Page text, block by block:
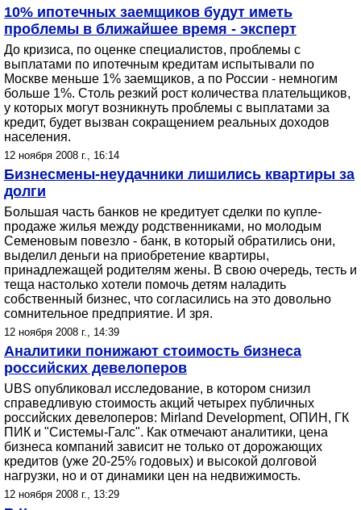
10% ипотечных заемщиков будут иметь
проблемы в ближайшее время - эксперт
До кризиса, по оценке специалистов, проблемы с
выплатами по ипотечным кредитам испытывали по
Москве меньше 1% заемщиков, а по России - немногим
больше 1%. Столь резкий рост количества плательщиков,
у которых могут возникнуть проблемы с выплатами за
кредит, будет вызван сокращением реальных доходов
населения.
12 ноября 2008 г., 16:14
Бизнесмены-неудачники лишились квартиры за
долги
Большая часть банков не кредитует сделки по купле-
продаже жилья между родственниками, но молодым
Семеновым повезло - банк, в который обратились они,
выделил деньги на приобретение квартиры,
принадлежащей родителям жены. В свою очередь, тесть и
теща настолько хотели помочь детям наладить
собственный бизнес, что согласились на это довольно
сомнительное предприятие. И зря.
12 ноября 2008 г., 14:39
Аналитики понижают стоимость бизнеса
российских девелоперов
UBS опубликовал исследование, в котором снизил
справедливую стоимость акций четырех публичных
российских девелоперов: Mirland Development, ОПИН, ГК
ПИК и "Системы-Галс". Как отмечают аналитики, цена
бизнеса компаний зависит не только от дорожающих
кредитов (уже 20-25% годовых) и высокой долговой
нагрузки, но и от динамики цен на недвижимость.
12 ноября 2008 г., 13:29